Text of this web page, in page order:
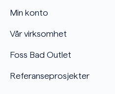
Min konto
Vår virksomhet
Foss Bad Outlet
Referanseprosjekter